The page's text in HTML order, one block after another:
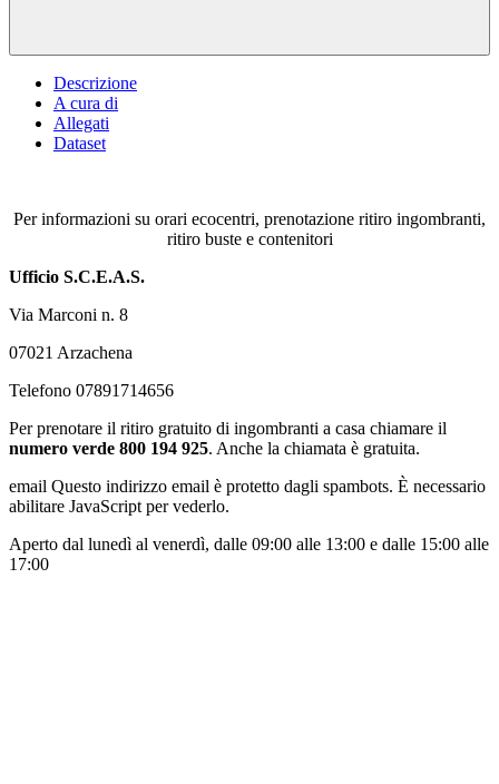
Descrizione
A cura di
Allegati
Dataset
Per informazioni su orari ecocentri, prenotazione ritiro ingombranti,
ritiro buste e contenitori
Ufficio S.C.E.A.S.
Via Marconi n. 8
07021 Arzachena
Telefono 07891714656
Per prenotare il ritiro gratuito di ingombranti a casa chiamare il
numero verde 800 194 925. Anche la chiamata è gratuita.
email Questo indirizzo email è protetto dagli spambots. È necessario
abilitare JavaScript per vederlo.
Aperto dal lunedì al venerdì, dalle 09:00 alle 13:00 e dalle 15:00 alle
17:00